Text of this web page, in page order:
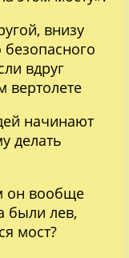
внизу
безопасного
вдруг
вертолете
начинают
делать
он вообще
были лев,
мост?